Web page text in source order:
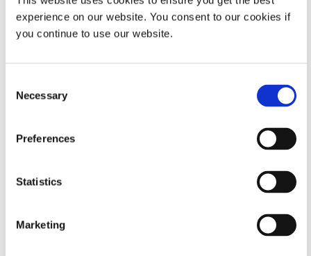
experience on our website. You consent to our cookies if
you continue to use our website.
Selection
Necessary
Preferences
Statistics
Marketing
PRODUCT BULLETIN